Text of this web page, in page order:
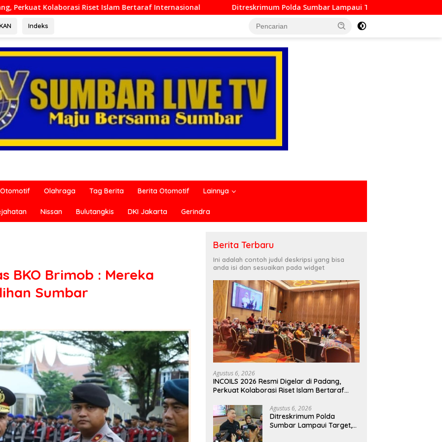
Bertaraf Internasional Ditreskrimum Polda Sumbar Lampaui Target, Operasi Pekat dan Sikat Singgalang 2026
Indeks
Otomotif Olahraga Tag Berita Berita Otomotif Lainnya
Nissan Bulutangkis DKI Jakarta Gerindra
BKO Brimob : Mereka
Sumbar
Berita Terbaru
Ini adalah contoh judul deskripsi yang bisa
anda isi dan sesuaikan pada widget
Agustus 6, 2026
INCOILS 2026 Resmi Digelar di Padang,
Perkuat Kolaborasi Riset Islam Bertaraf
Agustus 6, 2026
Ditreskrimum Polda
Sumbar Lampaui Target,